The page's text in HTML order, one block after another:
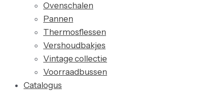
Ovenschalen
Pannen
Thermosflessen
Vershoudbakjes
Vintage collectie
Voorraadbussen
Catalogus